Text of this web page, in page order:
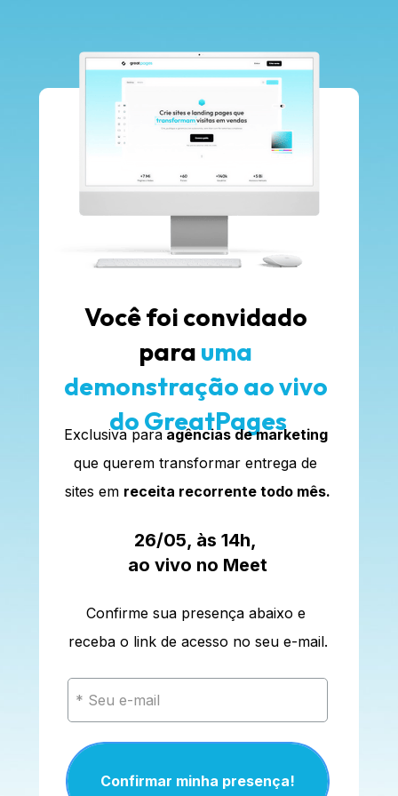
Você foi convidado
para uma
demonstração ao vivo
do GreatPages
Exclusiva para agências de marketing
que querem transformar entrega de
sites em receita recorrente todo mês.
26/05, às 14h,
ao vivo no Meet
Confirme sua presença abaixo e
receba o link de acesso no seu e-mail.
Confirmar minha presença!